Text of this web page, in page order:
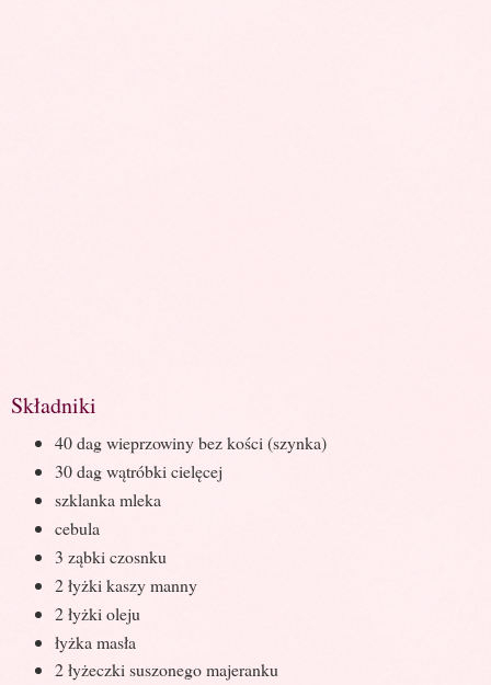
Składniki
40 dag wieprzowiny bez kości (szynka)
30 dag wątróbki cielęcej
szklanka mleka
cebula
3 ząbki czosnku
2 łyżki kaszy manny
2 łyżki oleju
łyżka masła
2 łyżeczki suszonego majeranku